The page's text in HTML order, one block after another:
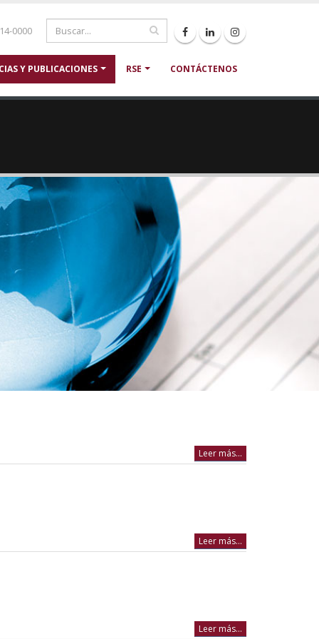
0000
Y PUBLICACIONES RSE CONTÁCTENOS
Leer más...
Leer más...
Leer más...